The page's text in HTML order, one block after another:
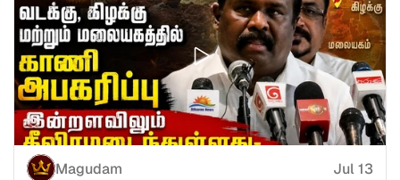
Magudam
Jul 13